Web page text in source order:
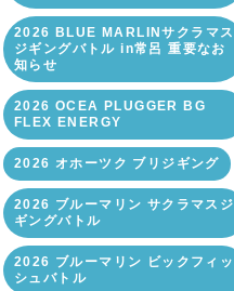
2026 BLUE MARLINサクラマス
ジギングバトル in常呂 重要なお
知らせ
2026 OCEA PLUGGER BG
FLEX ENERGY
2026 オホーツク ブリジギング
2026 ブルーマリン サクラマスジ
ギングバトル
2026 ブルーマリン ビックフィッ
シュバトル